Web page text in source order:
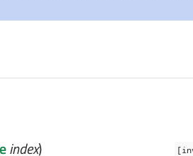
index)